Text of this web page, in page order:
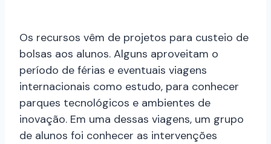
Os recursos vêm de projetos para custeio de
bolsas aos alunos. Alguns aproveitam o
período de férias e eventuais viagens
internacionais como estudo, para conhecer
parques tecnológicos e ambientes de
inovação. Em uma dessas viagens, um grupo
de alunos foi conhecer as intervenções